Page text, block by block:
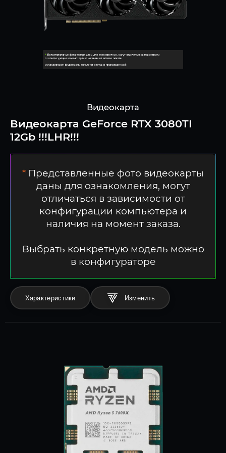
Видеокарта
Видеокарта GeForce RTX 3080TI
12Gb !!!LHR!!!
* Представленные фото видеокарты
даны для ознакомления, могут
отличаться в зависимости от
конфигурации компьютера и
наличия на момент заказа.
Выбрать конкретную модель можно
в конфигураторе
Характеристики